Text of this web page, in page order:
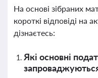
На основі зібраних
короткі відповіді на
дізнаєтесь:
Які основні